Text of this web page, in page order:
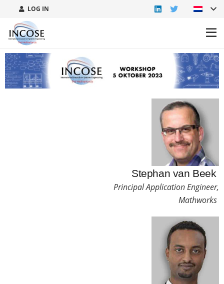
LOG IN
Stephan van Beek
PrincipalApplication Engineer,
Mathworks